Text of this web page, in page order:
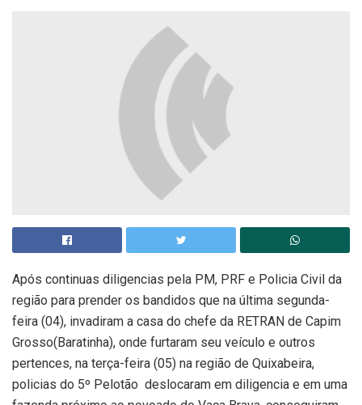
Após continuas diligencias pela PM, PRF e Policia Civil da
região para prender os bandidos que na última segunda-
feira (04), invadiram a casa do chefe da RETRAN de Capim
Grosso(Baratinha), onde furtaram seu veículo e outros
pertences, na terça-feira (05) na região de Quixabeira,
policias do 5º Pelotão deslocaram em diligencia e em uma